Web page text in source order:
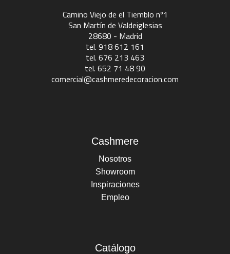
Camino Viejo de el Tiemblo nº1
San Martín de Valdeiglesias
28680 - Madrid
tel. 918 612 161
tel. 676 213 463
tel. 652 71 48 90
comercial@cashmeredecoracion.com
Cashmere
Nosotros
Showroom
Inspiraciones
Empleo
Catálogo